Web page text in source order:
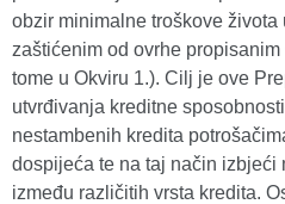
obzir minimalne troškove
zaštićenim od ovrhe
tome u Okviru 1.). Cilj je ove
utvrđivanja kreditne
nestambenih kredita
dospijeća te na taj način izbjeći
između različitih vrsta kredita.